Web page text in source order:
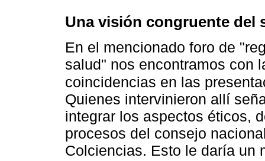
Una visión congruente del
En el mencionado foro de
salud" nos encontramos con
coincidencias en las
Quienes intervinieron allí
integrar los aspectos éticos,
procesos del consejo
Colciencias. Esto le daría un